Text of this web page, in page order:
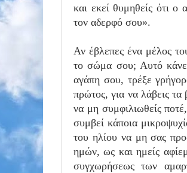
και εκεί θυμηθείς ότι
τον αδερφό σου».
Αν έβλεπες ένα μέλος
το σώμα σου; Αυτό κάνε
αγάπη σου, τρέξε
πρώτος, για να λάβεις
να μη συμφιλιωθείς
συμβεί κάποια
του ηλίου να μη σας
ημών, ως και ημείς
συγχωρήσεως των